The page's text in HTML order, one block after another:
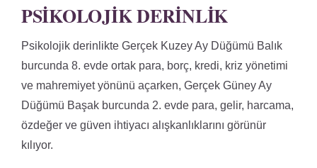
PSIKOLOJIK DERINLIK
Psikolojik derinlikte Gerçek Kuzey Ay Düğümü Balık
burcunda 8. evde ortak para, borç, kredi, kriz yönetimi
ve mahremiyet yönünü açarken, Gerçek Güney Ay
Düğümü Başak burcunda 2. evde para, gelir, harcama,
özdeğer ve güven ihtiyacı alışkanlıklarını görünür
kılıyor.